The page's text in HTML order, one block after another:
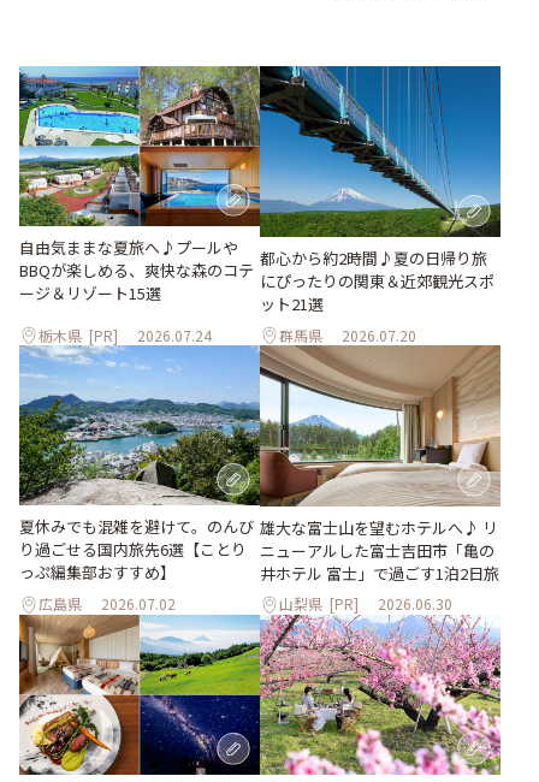
自由気ままな夏旅へ♪プールや
BBQが楽しめる、爽快な森のコテ
ージ＆リゾート15選
栃木県 [PR] 2026.07.24
都心から約2時間♪夏の日帰り旅
にぴったりの関東＆近郊観光スポ
ット21選
群馬県 2026.07.20
夏休みでも混雑を避けて。のんび
り過ごせる国内旅先6選【ことり
っぷ編集部おすすめ】
広島県 2026.07.02
雄大な富士山を望むホテルへ♪ リ
ニューアルした富士吉田市「亀の
井ホテル 富士」で過ごす1泊2日旅
山梨県 [PR] 2026.06.30